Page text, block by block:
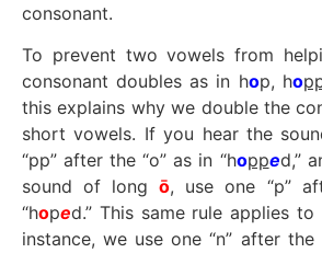
consonant.
To prevent two vowels from
consonant doubles as in hop, ho
this explains why we double the
short vowels. If you hear the
“pp” after the “o” as in “hopped,”
sound of longō, use one “p”
“hoped.” This same rule applies
instance, we use one “n” after the